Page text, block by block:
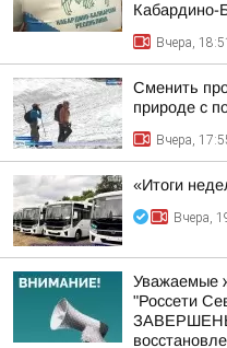
Кабардино-
Вчера, 18:51
Сменить
природе с
Вчера,
«Итоги
Вчера,
Уважаемые
"Россети
ЗАВЕРШЕНЫ